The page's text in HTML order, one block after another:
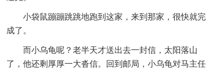
小袋鼠蹦蹦跳跳地跑到这家，来到那家，很快就完
成了。
而小乌龟呢？老半天才送出去一封信，太阳落山
了，他还剩厚厚一大沓信。回到邮局，小乌龟对马主任